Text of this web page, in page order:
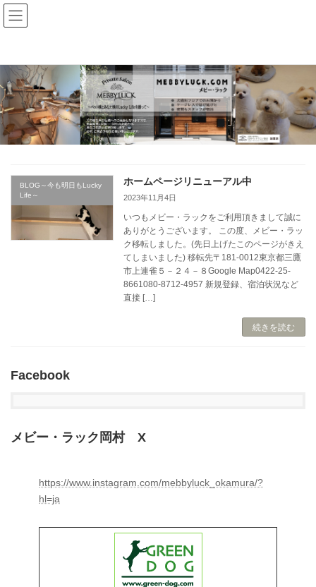
コ
ン
テ
へ
ス
キ
ッ
プ
ナ
ビ
ゲ
ョ
ン
に
移
動
BLOG～今も明日もLucky
Life～
ホームページリニューアル中
2023年11月4日
いつもメビー・ラックをご利用頂きまして誠に
ありがとうございます。 この度、メビー・ラッ
ク移転しました。(先日上げたこのページがきえ
てしまいました) 移転先〒181-0012東京都三鷹
市上連雀５－２４－８Google Map0422-25-
8661080-8712-4957 新規登録、宿泊状況など
直接 […]
続きを読む
Facebook
メビー・ラック岡村 X
https://www.instagram.com/mebbyluck_okamura/?
hl=ja